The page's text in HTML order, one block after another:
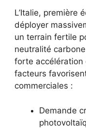
L’Italie, première
déployer
un terrain fertile
neutralité
forte accélération
facteurs
commerciales :
Demande